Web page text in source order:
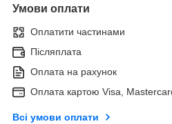
Умови оплати
Оплатити частинами
Післяплата
Оплата на рахунок
Оплата картою Visa,
Всі умови оплати